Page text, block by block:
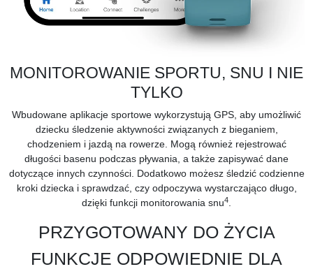
MONITOROWANIE SPORTU, SNU I NIE
TYLKO
Wbudowane aplikacje sportowe wykorzystują GPS, aby umożliwić
dziecku śledzenie aktywności związanych z bieganiem,
chodzeniem i jazdą na rowerze. Mogą również rejestrować
długości basenu podczas pływania, a także zapisywać dane
dotyczące innych czynności. Dodatkowo możesz śledzić codzienne
kroki dziecka i sprawdzać, czy odpoczywa wystarczająco długo,
dzięki funkcji monitorowania snu4
PRZYGOTOWANY DO ŻYCIA
FUNKCJE ODPOWIEDNIE DLA